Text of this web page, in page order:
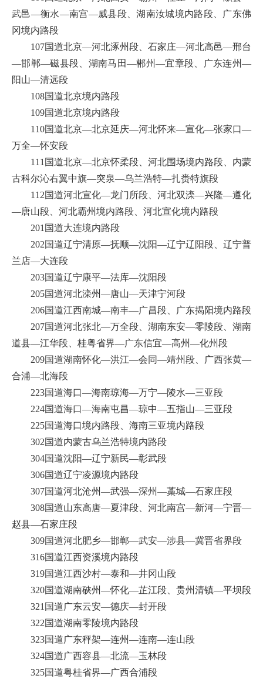
武邑—衡水—南宫—威县段、湖南汝城境内路段、广东佛
冈境内路段
107国道北京—河北涿州段、石家庄—河北高邑—邢台
—邯郸—磁县段、湖南马田—郴州—宜章段、广东连州—
阳山—清远段
108国道北京境内路段
109国道北京境内路段
110国道北京—北京延庆—河北怀来—宣化—张家口—
万全—怀安段
111国道北京—北京怀柔段、河北围场境内路段、内蒙
古科尔沁右翼中旗—突泉—乌兰浩特—扎赉特旗段
112国道河北宣化—龙门所段、河北双滦—兴隆—遵化
—唐山段、河北霸州境内路段、河北宣化境内路段
201国道大连境内路段
202国道辽宁清原—抚顺—沈阳—辽宁辽阳段、辽宁普
兰店—大连段
203国道辽宁康平—法库—沈阳段
205国道河北滦州—唐山—天津宁河段
206国道江西南城—南丰—广昌段、广东揭阳境内路段
207国道河北张北—万全段、湖南东安—零陵段、湖南
道县—江华段、桂粤省界—广东信宜—高州—化州段
209国道湖南怀化—洪江—会同—靖州段、广西张黄—
合浦—北海段
223国道海口—海南琼海—万宁—陵水—三亚段
224国道海口—海南屯昌—琼中—五指山—三亚段
225国道海口境内路段、海南三亚境内路段
302国道内蒙古乌兰浩特境内路段
304国道沈阳—辽宁新民—彰武段
306国道辽宁凌源境内路段
307国道河北沧州—武强—深州—藁城—石家庄段
308国道山东高唐—夏津段、河北南宫—新河—宁晋—
赵县—石家庄段
309国道河北肥乡—邯郸—武安—涉县—冀晋省界段
316国道江西资溪境内路段
319国道江西沙村—泰和—井冈山段
320国道湖南硖州—怀化—芷江段、贵州清镇—平坝段
321国道广东云安—德庆—封开段
322国道湖南零陵境内路段
323国道广东秤架—连州—连南—连山段
324国道广西容县—北流—玉林段
325国道粤桂省界—广西合浦段